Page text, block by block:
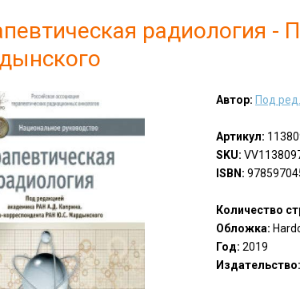
радиология
Автор: Под
Артикул:
SKU:
ISBN:
Количество
Обложка:
Год: 2019
Издательство: